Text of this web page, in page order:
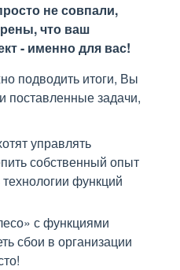
не совпали,
что ваш
- именно для вас!
подводить итоги, Вы
поставленные задачи,
управлять
собственный опыт
функций
с функциями
сбои в организации